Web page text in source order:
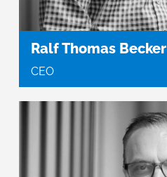
Ralf Thomas Becker
CEO